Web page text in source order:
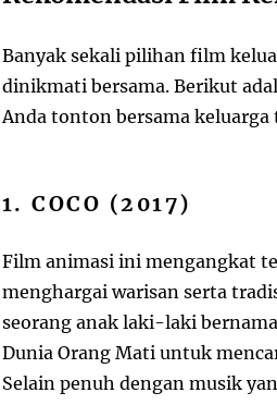
Banyak sekali pilihan film
dinikmati bersama. Berikut
Anda tonton bersama keluarga
1. COCO (2017)
Film animasi ini mengangkat
menghargai warisan serta
seorang anak laki-laki
Dunia Orang Mati untuk
Selain penuh dengan musik